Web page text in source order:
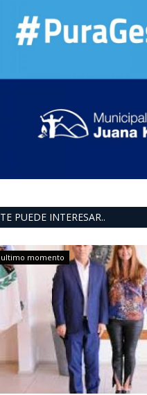
TE PUEDE INTERESAR..
ultimo momento